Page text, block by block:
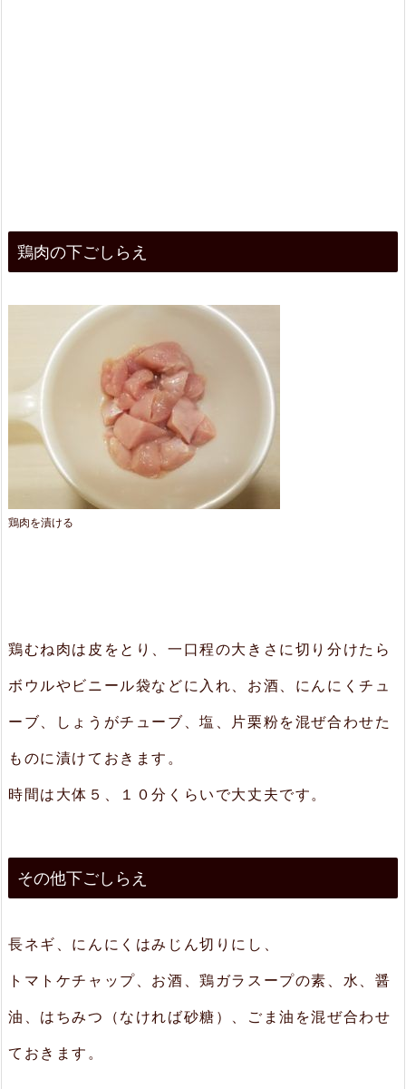
鶏肉の下ごしらえ
鶏肉を漬ける
鶏むね肉は皮をとり、一口程の大きさに切り分けたら
ボウルやビニール袋などに入れ、お酒、にんにくチュ
ーブ、しょうがチューブ、塩、片栗粉を混ぜ合わせた
ものに漬けておきます。
時間は大体５、１０分くらいで大丈夫です。
その他下ごしらえ
長ネギ、にんにくはみじん切りにし、
トマトケチャップ、お酒、鶏ガラスープの素、水、醤
油、はちみつ（なければ砂糖）、ごま油を混ぜ合わせ
ておきます。